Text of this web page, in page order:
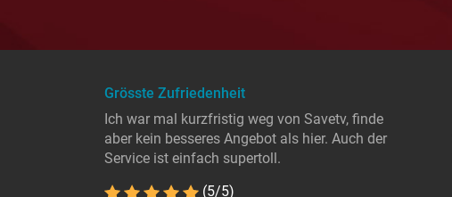
Grösste Zufriedenheit
Ich war mal kurzfristig weg von Savetv, finde
aber kein besseres Angebot als hier. Auch der
Service ist einfach supertoll.
(5/5)